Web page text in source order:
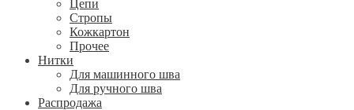
Цепи
Стропы
Кожкартон
Прочее
Нитки
Для машинного шва
Для ручного шва
Распродажа